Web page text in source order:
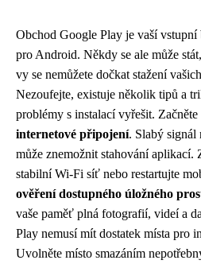
Obchod Google Play je vaší vstupní
pro Android. Někdy se ale může
vy se nemůžete dočkat stažení
Nezoufejte, existuje několik tipů a
problémy s instalací vyřešit. Začněte
internetové připojení. Slabý signál
může znemožnit stahování aplikací.
stabilní Wi-Fi síť nebo restartujte
ověření dostupného úložného
vaše paměť plná fotografií, videí a
Play nemusí mít dostatek místa pro
Uvolněte místo smazáním